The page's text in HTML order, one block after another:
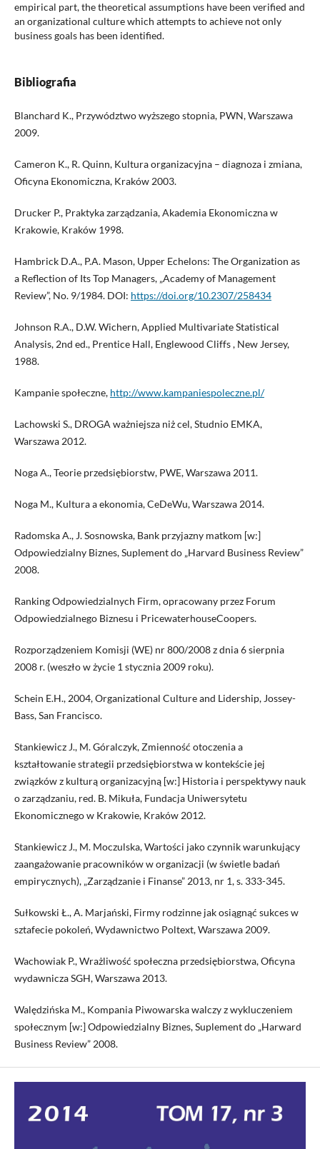
empirical part, the theoretical assumptions have been verified and
an organizational culture which attempts to achieve not only
business goals has been identified.
Bibliografia
Blanchard K., Przywództwo wyższego stopnia, PWN, Warszawa
2009.
Cameron K., R. Quinn, Kultura organizacyjna – diagnoza i zmiana,
Oficyna Ekonomiczna, Kraków 2003.
Drucker P., Praktyka zarządzania, Akademia Ekonomiczna w
Krakowie, Kraków 1998.
Hambrick D.A., P.A. Mason, Upper Echelons: The Organization as
a Reflection of Its Top Managers, „Academy of Management
Review”, No. 9/1984. DOI: https://doi.org/10.2307/258434
Johnson R.A., D.W. Wichern, Applied Multivariate Statistical
Analysis, 2nd ed., Prentice Hall, Englewood Cliffs , New Jersey,
1988.
Kampanie społeczne, http://www.kampaniespoleczne.pl/
Lachowski S., DROGA ważniejsza niż cel, Studnio EMKA,
Warszawa 2012.
Noga A., Teorie przedsiębiorstw, PWE, Warszawa 2011.
Noga M., Kultura a ekonomia, CeDeWu, Warszawa 2014.
Radomska A., J. Sosnowska, Bank przyjazny matkom [w:]
Odpowiedzialny Biznes, Suplement do „Harvard Business Review”
2008.
Ranking Odpowiedzialnych Firm, opracowany przez Forum
Odpowiedzialnego Biznesu i PricewaterhouseCoopers.
Rozporządzeniem Komisji (WE) nr 800/2008 z dnia 6 sierpnia
2008 r. (weszło w życie 1 stycznia 2009 roku).
Schein E.H., 2004, Organizational Culture and Lidership, Jossey-
Bass, San Francisco.
Stankiewicz J., M. Góralczyk, Zmienność otoczenia a
kształtowanie strategii przedsiębiorstwa w kontekście jej
związków z kulturą organizacyjną [w:] Historia i perspektywy nauk
o zarządzaniu, red. B. Mikuła, Fundacja Uniwersytetu
Ekonomicznego w Krakowie, Kraków 2012.
Stankiewicz J., M. Moczulska, Wartości jako czynnik warunkujący
zaangażowanie pracowników w organizacji (w świetle badań
empirycznych), „Zarządzanie i Finanse” 2013, nr 1, s. 333-345.
Sułkowski Ł., A. Marjański, Firmy rodzinne jak osiągnąć sukces w
sztafecie pokoleń, Wydawnictwo Poltext, Warszawa 2009.
Wachowiak P., Wrażliwość społeczna przedsiębiorstwa, Oficyna
wydawnicza SGH, Warszawa 2013.
Walędzińska M., Kompania Piwowarska walczy z wykluczeniem
społecznym [w:] Odpowiedzialny Biznes, Suplement do „Harward
Business Review” 2008.